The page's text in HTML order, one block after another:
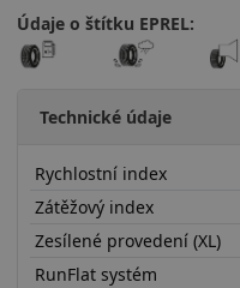
Údaje o štítku EPREL:
Technické údaje
Rychlostní index
Zátěžový index
Zesílené provedení (XL)
RunFlat systém